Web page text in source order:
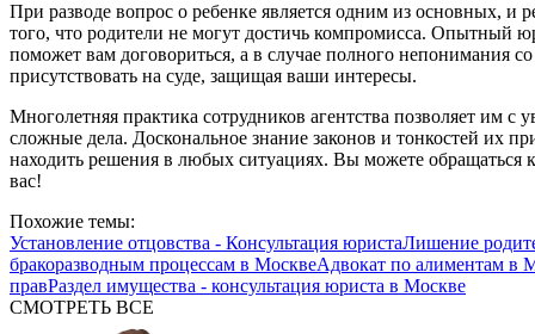
При разводе вопрос о ребенке является одним из основных, и
того, что родители не могут достичь компромисса. Опытный
поможет вам договориться, а в случае полного непонимания
присутствовать на суде, защищая ваши интересы.
Многолетняя практика сотрудников агентства позволяет им с
сложные дела. Доскональное знание законов и тонкостей их
находить решения в любых ситуациях. Вы можете
вас!
Похожие темы:
Установление отцовства - Консультация юристаЛишение
бракоразводным процессам в МосквеАдвокат по алиментам в
правРаздел имущества - консультация юриста в Москве
СМОТРЕТЬ ВСЕ